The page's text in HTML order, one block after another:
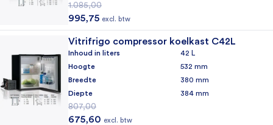
1.085,00
Oorspronkelijke prijs was: 1.085,00.
995,75
Huidige prijs is: 995,75.
excl. btw
Vitrifrigo compressor koelkast C42L
Inhoud in liters
42 L
Hoogte
532 mm
Breedte
380 mm
Diepte
384 mm
807,00
Oorspronkelijke prijs was: 807,00.
675,60 excl. btw